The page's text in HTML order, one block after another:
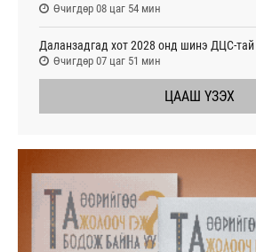
Өчигдөр 08 цаг 54 мин
Даланзадгад хот 2028 онд шинэ ДЦС-
Өчигдөр 07 цаг 51 мин
ЦААШ ҮЗЭХ